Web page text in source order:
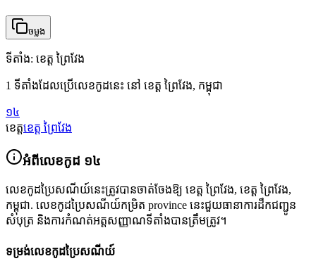
ចម្លង
ទីតាំង: ខេត្ត ព្រៃវែង
1 ទីតាំងដែលប្រើលេខកូដនេះ នៅ ខេត្ត ព្រៃវែង, កម្ពុជា
១៤
ខេត្តខេត្ត ព្រៃវែង
អំពីលេខកូដ ១៤
លេខកូដប្រៃសណីយ៍នេះត្រូវបានចាត់ចែងឱ្យ ខេត្ត ព្រៃវែង, ខេត្ត ព្រៃវែង,
កម្ពុជា. លេខកូដប្រៃសណីយ៍កម្រិត province នេះជួយធានាការដឹកជញ្ជូន
សំបុត្រ និងការកំណត់អត្តសញ្ញាណទីតាំងបានត្រឹមត្រូវ។
ទម្រង់លេខកូដប្រៃសណីយ៍